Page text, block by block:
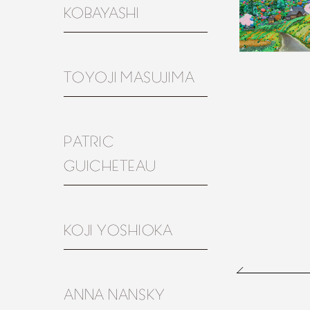
KOBAYASHI
TOYOJI MASUJIMA
PATRIC
GUICHETEAU
KOJI YOSHIOKA
ANNA NANSKY